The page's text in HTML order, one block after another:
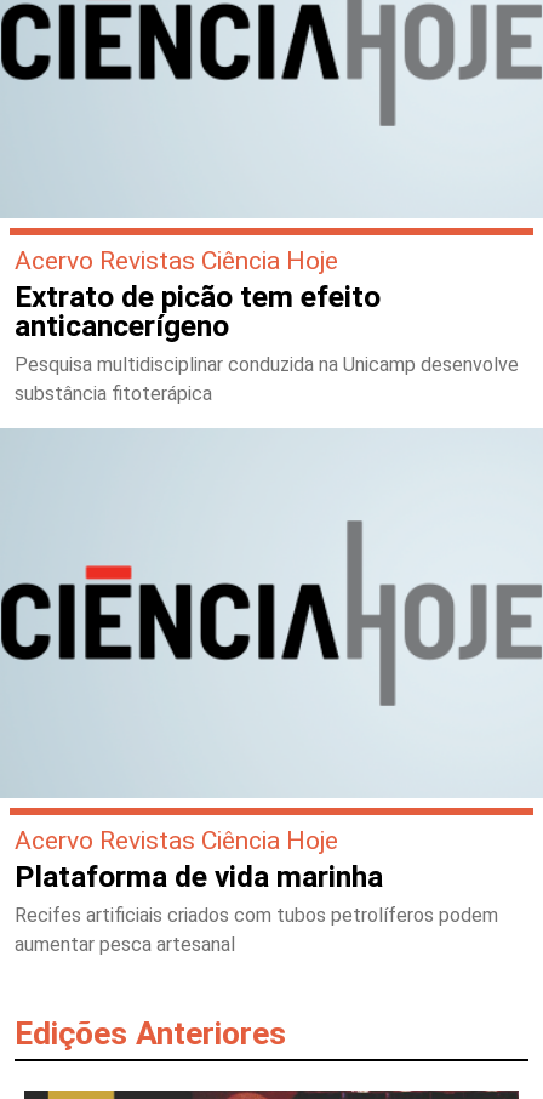
Acervo Revistas Ciência Hoje
Extrato de picão tem efeito
anticancerígeno
Pesquisa multidisciplinar conduzida na Unicamp desenvolve
substância fitoterápica
Acervo Revistas Ciência Hoje
Plataforma de vida marinha
Recifes artificiais criados com tubos petrolíferos podem
aumentar pesca artesanal
Edições Anteriores